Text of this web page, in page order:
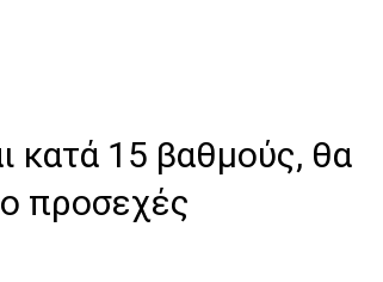
κατά 15 βαθμούς, θα
προσεχές